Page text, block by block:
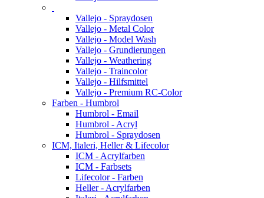
Vallejo - Spraydosen
Vallejo - Metal Color
Vallejo - Model Wash
Vallejo - Grundierungen
Vallejo - Weathering
Vallejo - Traincolor
Vallejo - Hilfsmittel
Vallejo - Premium RC-Color
Farben - Humbrol
Humbrol - Email
Humbrol - Acryl
Humbrol - Spraydosen
ICM, Italeri, Heller & Lifecolor
ICM - Acrylfarben
ICM - Farbsets
Lifecolor - Farben
Heller - Acrylfarben